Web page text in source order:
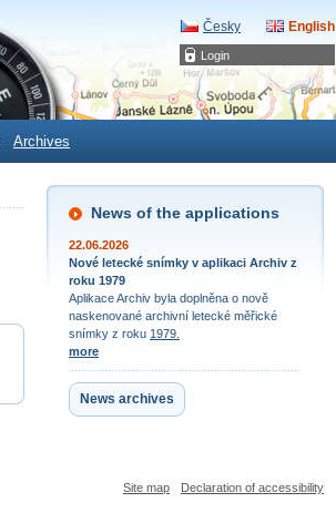
Login
Česky English
Archives
News of the applications
22.06.2026
Nové letecké snímky v aplikaci Archiv z
roku 1979
Aplikace Archiv byla doplněna o nově
naskenované archivní letecké měřické
snímky z roku 1979.
more
News archives
Site map Declaration of accessibility